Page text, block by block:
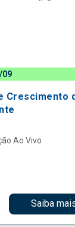
09
Crescimento
Ao Vivo
Saiba